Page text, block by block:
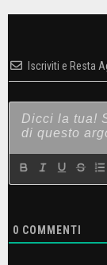
Iscriviti e Resta
0 COMMENTI